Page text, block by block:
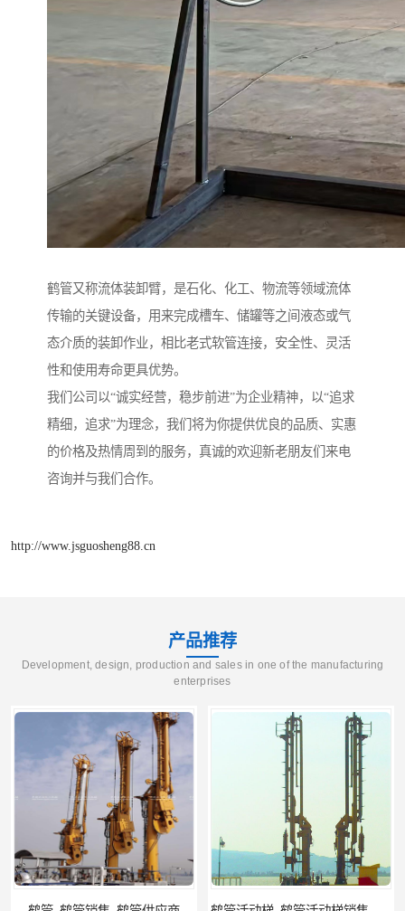
鹤管又称流体装卸臂，是石化、化工、物流等领域流体
传输的关键设备，用来完成槽车、储罐等之间液态或气
态介质的装卸作业，相比老式软管连接，安全性、灵活
性和使用寿命更具优势。
我们公司以“诚实经营，稳步前进”为企业精神，以“追求
精细，追求”为理念，我们将为你提供优良的品质、实惠
的价格及热情周到的服务，真诚的欢迎新老朋友们来电
咨询并与我们合作。
http://www.jsguosheng88.cn
产品推荐
Development, design, production and sales in one of the manufacturing
enterprises